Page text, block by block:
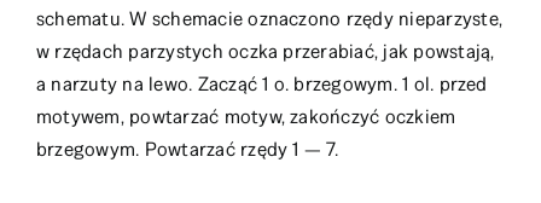
schematu. W schemacie oznaczono rzędy nieparzyste,
w rzędach parzystych oczka przerabiać, jak powstają,
a narzuty na lewo. Zacząć 1 o. brzegowym. 1 ol. przed
motywem, powtarzać motyw, zakończyć oczkiem
brzegowym. Powtarzać rzędy 1 — 7.